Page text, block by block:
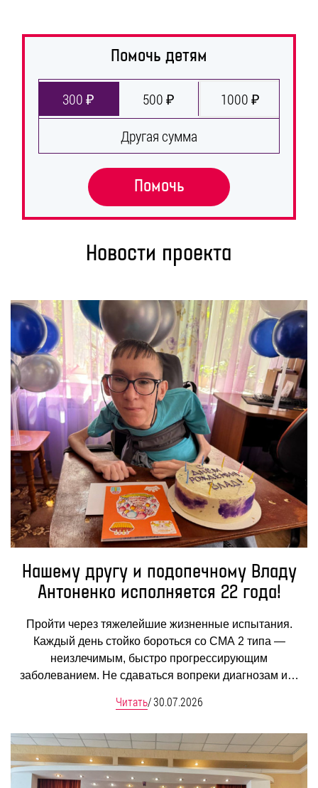
Помочь детям
300 ₽ 500 ₽
1000 ₽
Другая сумма
Помочь
Новости проекта
Нашему другу и подопечному Владу
Антоненко исполняется 22 года!
Пройти через тяжелейшие жизненные испытания.
Каждый день стойко бороться со СМА 2 типа —
неизлечимым, быстро прогрессирующим
заболеванием. Не сдаваться вопреки диагнозам и…
Читать/30.07.2026